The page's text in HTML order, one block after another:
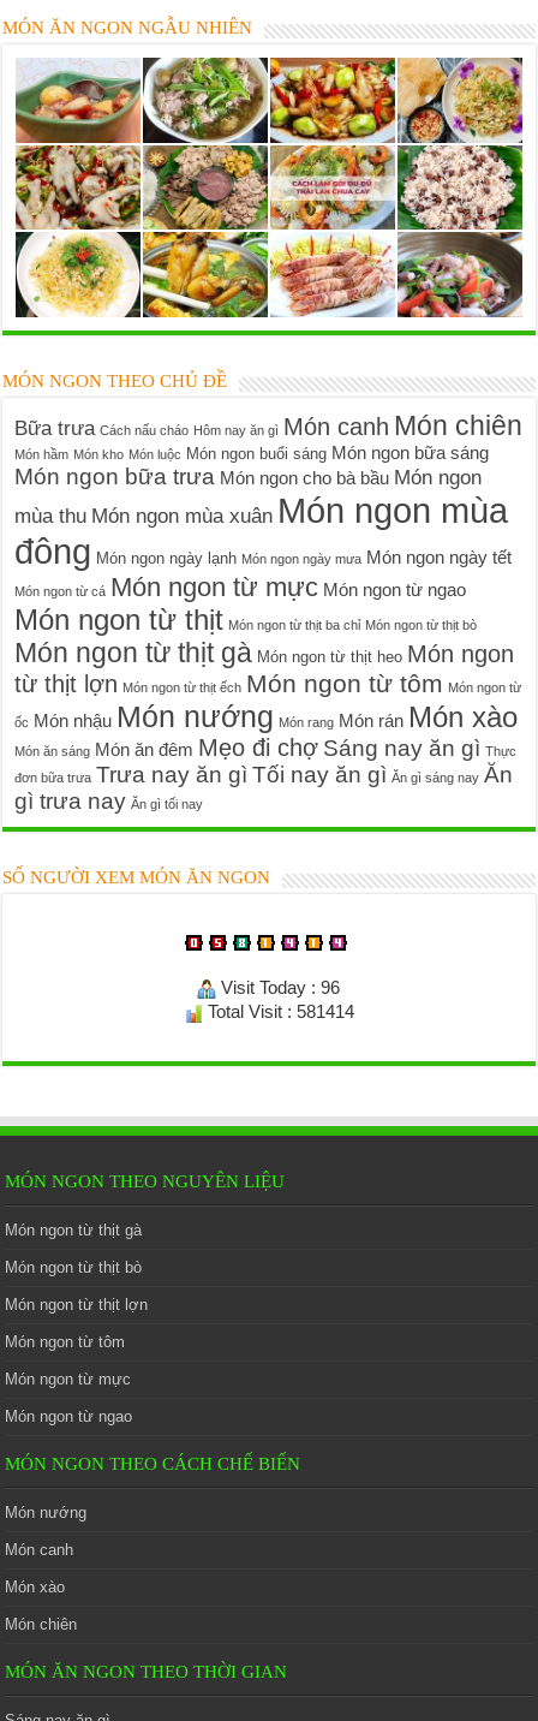
MÓN ĂN NGON NGẪU NHIÊN
MÓN NGON THEO CHỦ ĐỀ
Bữa trưa Cách nấu cháo Hôm nay ăn gì Món canh Món chiên
Món hầm Món kho Món luộc Món ngon buổi sáng Món ngon bữa sáng
Món ngon bữa trưa Món ngon cho bà bầu Món ngon
mùa thu Món ngon mùa xuân Món ngon mùa
đông Món ngon ngày lạnh Món ngon ngày mưa Món ngon ngày tết
Món ngon từ cá Món ngon từ mực Món ngon từ ngao
Món ngon từ thịt Món ngon từ thịt ba chỉ Món ngon từ thịt bò
Món ngon từ thịt gà Món ngon từ thịt heo Món ngon
từ thịt lợn Món ngon từ thịt ếch Món ngon từ tôm Món ngon từ
ốc Món nhậu Món nướng Món rang Món rán Món xào
Món ăn sáng Món ăn đêm Mẹo đi chợ Sáng nay ăn gì Thực
đơn bữa trưa Trưa nay ăn gì Tối nay ăn gì Ăn gì sáng nay Ăn
gì trưa nay Ăn gì tối nay
SỐ NGƯỜI XEM MÓN ĂN NGON
Visit Today : 96
Total Visit : 581414
MÓN NGON THEO NGUYÊN LIỆU
Món ngon từ thịt gà
Món ngon từ thịt bò
Món ngon từ thịt lợn
Món ngon từ tôm
Món ngon từ mực
Món ngon từ ngao
MÓN NGON THEO CÁCH CHẾ BIẾN
Món nướng
Món canh
Món xào
Món chiên
MÓN ĂN NGON THEO THỜI GIAN